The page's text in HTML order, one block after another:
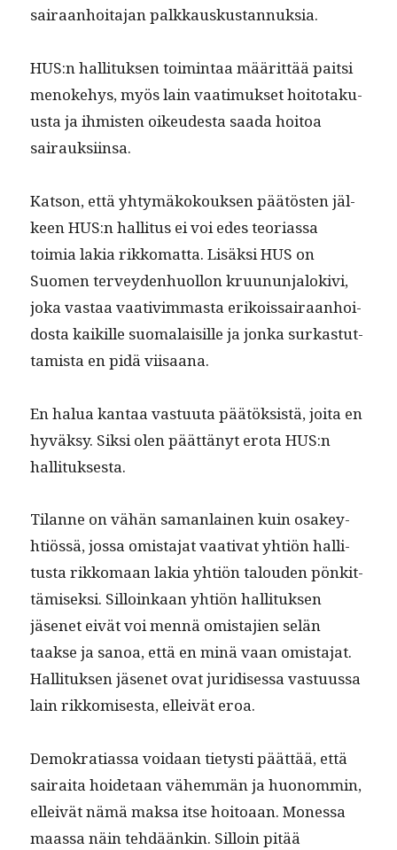
sairaan­hoita­jan palkkauskustannuksia.
HUS:n hal­li­tuk­sen toim­intaa määrit­tää pait­si
menoke­hys, myös lain vaa­timuk­set hoito­taku­
us­ta ja ihmis­ten oikeud­es­ta saa­da hoitoa
sairauksiinsa.
Kat­son, että yhtymäkok­ouk­sen päätösten jäl­
keen HUS:n hal­li­tus ei voi edes teo­ri­as­sa
toimia lakia rikko­mat­ta. Lisäk­si HUS on
Suomen ter­vey­den­huol­lon kru­u­nun­jalokivi,
joka vas­taa vaa­tivim­mas­ta erikois­sairaan­hoi­
dos­ta kaikille suo­ma­laisille ja jon­ka surkas­tut­
tamista en pidä viisaana.
En halua kan­taa vas­tu­u­ta päätök­sistä, joi­ta en
hyväksy. Sik­si olen päät­tänyt ero­ta HUS:n
hallituksesta.
Tilanne on vähän saman­lainen kuin osakey­
htiössä, jos­sa omis­ta­jat vaa­ti­vat yhtiön hal­li­
tus­ta rikko­maan lakia yhtiön talouden pönkit­
tämisek­si. Sil­loinkaan yhtiön hal­li­tuk­sen
jäsenet eivät voi men­nä omis­ta­jien selän
taakse ja sanoa, että en minä vaan omis­ta­jat.
Hal­li­tuk­sen jäsenet ovat juridises­sa vas­tu­us­sa
lain rikkomis­es­ta, elleivät eroa.
Demokra­ti­as­sa voidaan tietysti päät­tää, että
sairai­ta hoide­taan vähem­män ja huonom­min,
elleivät nämä mak­sa itse hoitoaan. Mon­es­sa
maas­sa näin tehdäänkin. Sil­loin pitää